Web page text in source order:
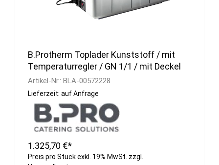
B.Protherm Toplader Kunststoff / mit
Temperaturregler / GN 1/1 / mit Deckel
Artikel-Nr.: BLA-00572228
Lieferzeit: auf Anfrage
1.325,70 €*
Preis pro Stück exkl. 19% MwSt. zzgl.